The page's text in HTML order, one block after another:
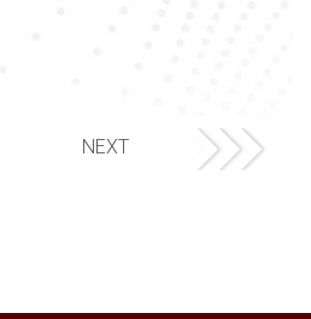
NEXT